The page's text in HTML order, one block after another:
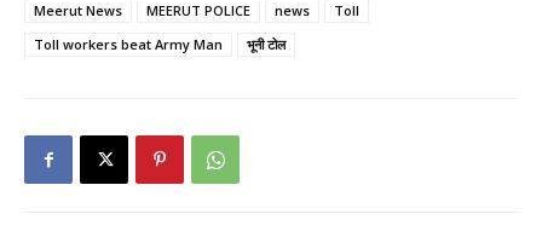
Meerut News
MEERUT POLICE news
Toll
Toll workers beat Army Man
भूनी टोल